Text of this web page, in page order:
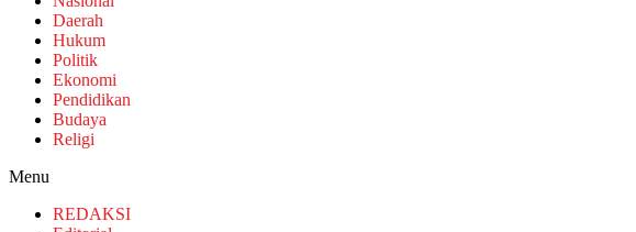
Daerah
Hukum
Politik
Ekonomi
Pendidikan
Budaya
Religi
Menu
REDAKSI